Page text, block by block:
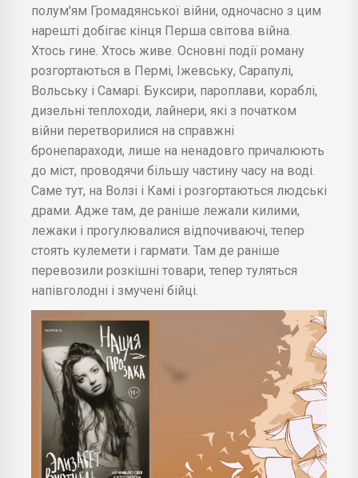
полум'ям Громадянської війни, одночасно з цим
нарешті добігає кінця Перша світова війна.
Хтось гине. Хтось живе. Основні події роману
розгортаються в Пермі, Іжевську, Сарапулі,
Вольську і Самарі. Буксири, пароплави, кораблі,
дизельні теплоходи, лайнери, які з початком
війни перетворилися на справжні
бронепараходи, лише на ненадовго причалюють
до міст, проводячи більшу частину часу на воді.
Саме тут, на Волзі і Камі і розгортаються людські
драми. Адже там, де раніше лежали килими,
лежаки і прогулювалися відпочиваючі, тепер
стоять кулемети і гармати. Там де раніше
перевозили розкішні товари, тепер туляться
напівголодні і змучені бійці.